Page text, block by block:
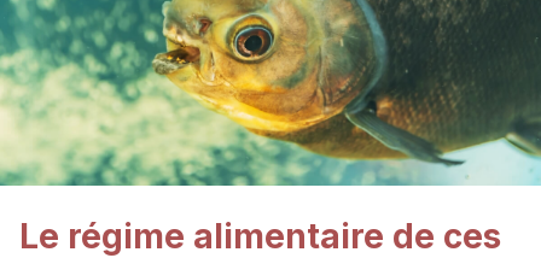
Le régime alimentaire de ces